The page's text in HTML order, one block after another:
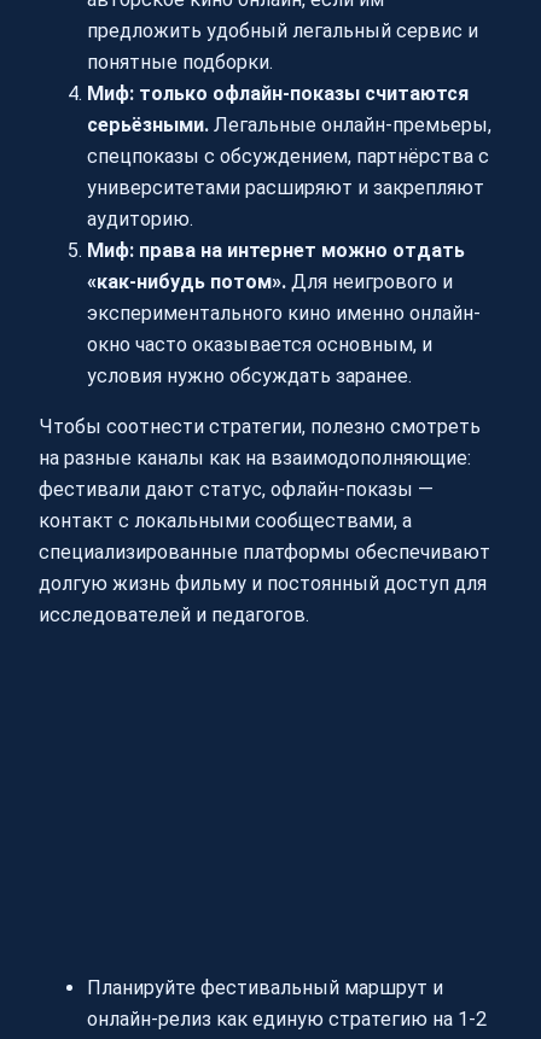
предложить удобный легальный сервис и
понятные подборки.
Миф: только офлайн-показы считаются
серьёзными. Легальные онлайн-премьеры,
спецпоказы с обсуждением, партнёрства с
университетами расширяют и закрепляют
аудиторию.
Миф: права на интернет можно отдать
«как-нибудь потом». Для неигрового и
экспериментального кино именно онлайн-
окно часто оказывается основным, и
условия нужно обсуждать заранее.
Чтобы соотнести стратегии, полезно смотреть
на разные каналы как на взаимодополняющие:
фестивали дают статус, офлайн-показы —
контакт с локальными сообществами, а
специализированные платформы обеспечивают
долгую жизнь фильму и постоянный доступ для
исследователей и педагогов.
Планируйте фестивальный маршрут и
онлайн-релиз как единую стратегию на 1-2